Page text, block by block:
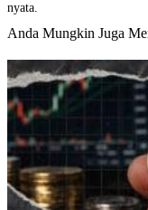
nyata.
Anda Mungkin Juga